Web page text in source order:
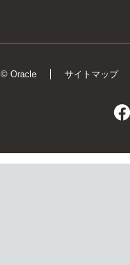
© Oracle サイトマップ